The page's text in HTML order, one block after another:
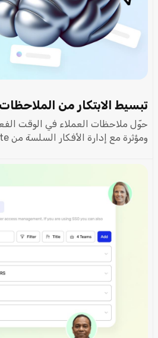
تبسيط الابتكار من الملاحظات
حوّل ملاحظات العملاء في الوقت
ومؤثرة مع إدارة الأفكار السلسة من Ideanote.